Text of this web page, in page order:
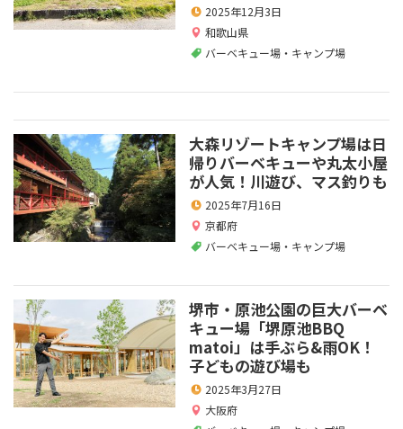
2025年12月3日
和歌山県
バーベキュー場・キャンプ場
大森リゾートキャンプ場は日
帰りバーベキューや丸太小屋
が人気！川遊び、マス釣りも
2025年7月16日
京都府
バーベキュー場・キャンプ場
堺市・原池公園の巨大バーベ
キュー場「堺原池BBQ
matoi」は手ぶら&雨OK！
子どもの遊び場も
2025年3月27日
大阪府